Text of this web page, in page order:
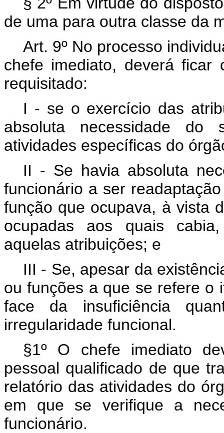
de uma para outra classe da
Art. 9º No processo
chefe imediato, deverá ficar
requisitado:
I - se o exercício das
absoluta necessidade do
atividades específicas do
II - Se havia absoluta
funcionário a ser
função que ocupava, à vista
ocupadas aos quais
aquelas atribuições; e
III - Se, apesar da
ou funções a que se refere o
face da insuficiência
irregularidade funcional.
§1º O chefe imediato
pessoal qualificado de que
relatório das atividades do
em que se verifique a
funcionário.